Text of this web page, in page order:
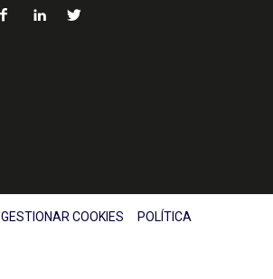
GESTIONAR COOKIES
POLÍTICA